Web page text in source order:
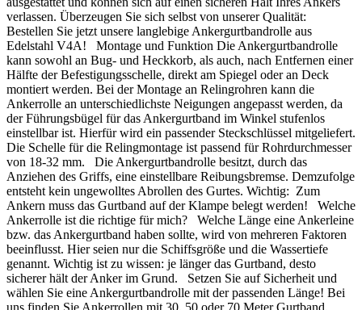
verlassen. Überzeugen Sie sich selbst von unserer Qualität:
Bestellen Sie jetzt unsere langlebige Ankergurtbandrolle aus
Edelstahl V4A! Montage und Funktion Die Ankergurtbandrolle
kann sowohl an Bug- und Heckkorb, als auch, nach Entfernen einer
Hälfte der Befestigungsschelle, direkt am Spiegel oder an Deck
montiert werden. Bei der Montage an Relingrohren kann die
Ankerrolle an unterschiedlichste Neigungen angepasst werden, da
der Führungsbügel für das Ankergurtband im Winkel stufenlos
einstellbar ist. Hierfür wird ein passender Steckschlüssel mitgeliefert.
Die Schelle für die Relingmontage ist passend für Rohrdurchmesser
von 18-32 mm. Die Ankergurtbandrolle besitzt, durch das
Anziehen des Griffs, eine einstellbare Reibungsbremse. Demzufolge
entsteht kein ungewolltes Abrollen des Gurtes. Wichtig: Zum
Ankern muss das Gurtband auf der Klampe belegt werden! Welche
Ankerrolle ist die richtige für mich? Welche Länge eine Ankerleine
bzw. das Ankergurtband haben sollte, wird von mehreren Faktoren
beeinflusst. Hier seien nur die Schiffsgröße und die Wassertiefe
genannt. Wichtig ist zu wissen: je länger das Gurtband, desto
sicherer hält der Anker im Grund. Setzen Sie auf Sicherheit und
wählen Sie eine Ankergurtbandrolle mit der passenden Länge! Bei
uns finden Sie Ankerrollen mit 30, 50 oder 70 Meter Gurtband.